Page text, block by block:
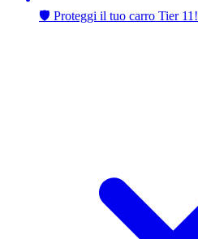
🛡️ Proteggi il tuo carro Tier 11!